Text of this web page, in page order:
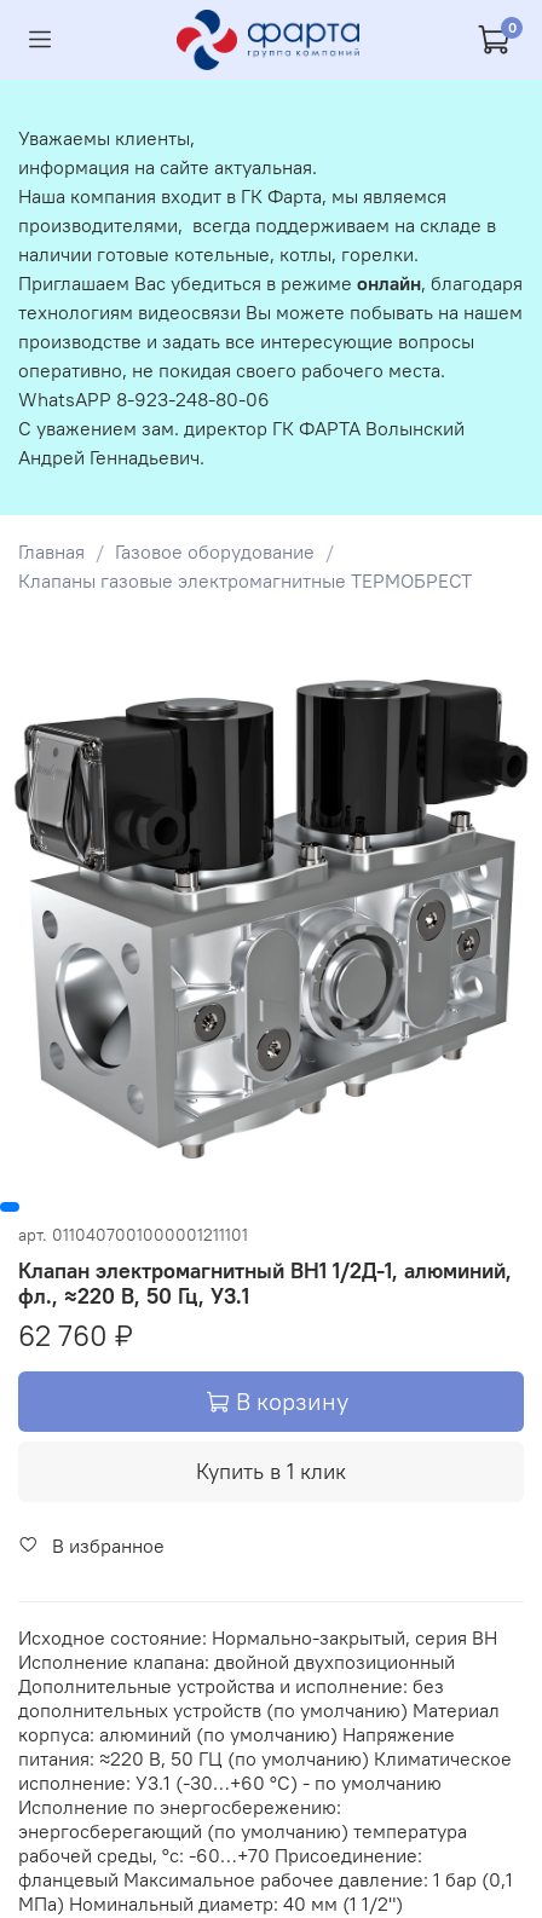
0
Главная
Газовое оборудование
Клапаны газовые электромагнитные ТЕРМОБРЕСТ
арт. 0110407001000001211101
Клапан электромагнитный ВН1 1/2Д-1, алюминий,
фл., ≈220 В, 50 Гц, У3.1
62 760 ₽
В корзину
Купить в 1 клик
В избранное
Исходное состояние: Нормально-закрытый, серия ВН
Исполнение клапана: двойной двухпозиционный
Дополнительные устройства и исполнение: без
дополнительных устройств (по умолчанию) Материал
корпуса: алюминий (по умолчанию) Напряжение
питания: ≈220 В, 50 ГЦ (по умолчанию) Климатическое
исполнение: У3.1 (-30…+60 °С) - по умолчанию
Исполнение по энергосбережению:
энергосберегающий (по умолчанию) температура
рабочей среды, °с: -60…+70 Присоединение:
фланцевый Максимальное рабочее давление: 1 бар (0,1
МПа) Номинальный диаметр: 40 мм (1 1/2")
Уважаемы клиенты,
информация на сайте актуальная.
Наша компания входит в ГК Фарта, мы являемся
производителями, всегда поддерживаем на складе в
наличии готовые котельные, котлы, горелки.
Приглашаем Вас убедиться в режиме онлайн, благодаря
технологиям видеосвязи Вы можете побывать на нашем
производстве и задать все интересующие вопросы
оперативно, не покидая своего рабочего места.
WhatsAPP 8-923-248-80-06
С уважением зам. директор ГК ФАРТА Волынский
Андрей Геннадьевич.